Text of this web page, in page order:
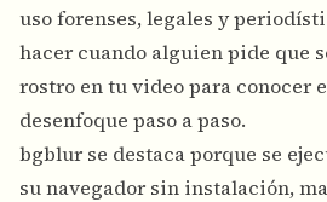
uso forenses, legales y
hacer cuando alguien pide que
rostro en tu videopara conocer
desenfoque paso a paso.
bgblur se destaca porque se
su navegador sin instalación,